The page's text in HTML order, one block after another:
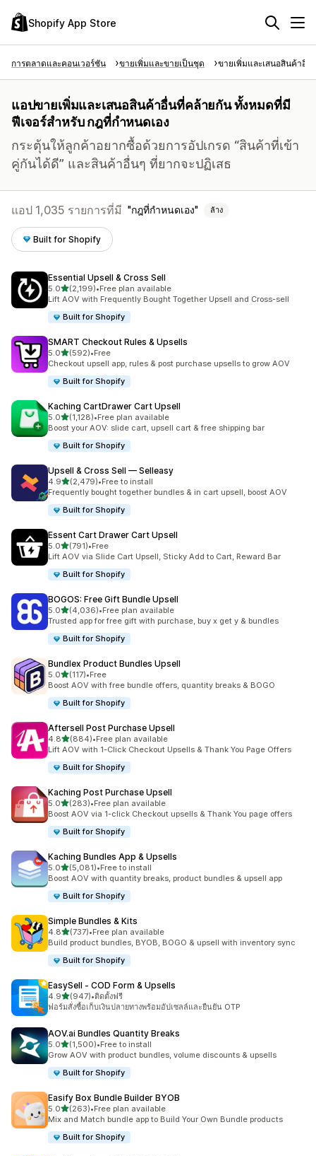
Shopify App Store
การตลาดและคอนเวอร์ชัน ขายเพิ่มและขายเป็นชุด ขายเพิ่มและเสนอสินค้าอื่
แอปขายเพิ่มและเสนอสินค้าอื่นที่คล้ายกัน ทั้งหมดที่มี
ฟีเจอร์สำหรับ กฎที่กำหนดเอง
กระตุ้นให้ลูกค้าอยากซื้อด้วยการอัปเกรด “สินค้าที่เข้า
คู่กันได้ดี” และสินค้าอื่นๆ ที่ยากจะปฏิเสธ
แอป 1,035 รายการที่มี กฎที่กำหนดเอง ล้าง
Built for Shopify
Essential Upsell & Cross Sell
5.0เต็ม 5 ดาว
(2,199)
ทั้งหมด 2199 รีวิว
•Free plan available
Lift AOV with Frequently Bought Together Upsell and Cross-sell
Built for Shopify
SMART Checkout Rules & Upsells
5.0เต็ม 5 ดาว
(592)
ทั้งหมด 592 รีวิว
•Free
Checkout upsell app, rules & post purchase upsells to grow AOV
Built for Shopify
Kaching CartDrawer Cart Upsell
5.0เต็ม 5 ดาว
(1,128)
ทั้งหมด 1128 รีวิว
•Free plan available
Boost your AOV: slide cart, upsell cart & free shipping bar
Built for Shopify
Upsell & Cross Sell — Selleasy
4.9เต็ม 5 ดาว
(2,479)
ทั้งหมด 2479 รีวิว
•Free to install
Frequently bought together bundles & in cart upsell, boost AOV
Built for Shopify
Essent Cart Drawer Cart Upsell
5.0เต็ม 5 ดาว
(791)
ทั้งหมด 791 รีวิว
•Free
Lift AOV via Slide Cart Upsell, Sticky Add to Cart, Reward Bar
Built for Shopify
BOGOS: Free Gift Bundle Upsell
5.0เต็ม 5 ดาว
(4,036)
ทั้งหมด 4036 รีวิว
•Free plan available
Trusted app for free gift with purchase, buy x get y & bundles
Built for Shopify
Bundlex Product Bundles Upsell
5.0เต็ม 5 ดาว
(117)
ทั้งหมด 117 รีวิว
•Free
Boost AOV with free bundle offers, quantity breaks & BOGO
Built for Shopify
Aftersell Post Purchase Upsell
4.8เต็ม 5 ดาว
(884)
ทั้งหมด 884 รีวิว
•Free plan available
Lift AOV with 1-Click Checkout Upsells & Thank You Page Offers
Built for Shopify
Kaching Post Purchase Upsell
5.0เต็ม 5 ดาว
(283)
ทั้งหมด 283 รีวิว
•Free plan available
Boost AOV via 1-click Checkout upsells & Thank You page offers
Built for Shopify
Kaching Bundles App & Upsells
5.0เต็ม 5 ดาว
(5,081)
ทั้งหมด 5081 รีวิว
•Free to install
Boost AOV with quantity breaks, product bundles & upsell app
Built for Shopify
Simple Bundles & Kits
4.8เต็ม 5 ดาว
(737)
ทั้งหมด 737 รีวิว
•Free plan available
Build product bundles, BYOB, BOGO & upsell with inventory sync
Built for Shopify
EasySell ‑ COD Form & Upsells
4.9เต็ม 5 ดาว
(947)
ทั้งหมด 947 รีวิว
•ติดตั้งฟรี
ฟอร์มสั่งซื้อเก็บเงินปลายทางพร้อมอัปเซลล์และยืนยัน OTP
AOV.ai Bundles Quantity Breaks
5.0เต็ม 5 ดาว
(1,500)
ทั้งหมด 1500 รีวิว
•Free to install
Grow AOV with product bundles, volume discounts & upsells
Built for Shopify
Easify Box Bundle Builder BYOB
5.0เต็ม 5 ดาว
(263)
ทั้งหมด 263 รีวิว
•Free plan available
Mix and Match bundle app to Build Your Own Bundle products
Built for Shopify